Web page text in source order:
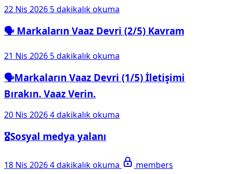
22 Nis 2026 5 dakikalık okuma
🗣️ Markaların Vaaz Devri (2/5) Kavram
21 Nis 2026 5 dakikalık okuma
🗣️Markaların Vaaz Devri (1/5) İletişimi
Bırakın. Vaaz Verin.
20 Nis 20264 dakikalık okuma
🎖️Sosyal medya yalanı
18 Nis 20264 dakikalık okuma members